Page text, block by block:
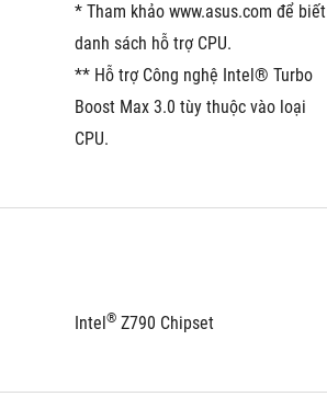
* Tham khảo www.asus.com để biết
danh sách hỗ trợ CPU.
** Hỗ trợ Công nghệ Intel® Turbo
Boost Max 3.0 tùy thuộc vào loại
CPU.
Intel® Z790 Chipset